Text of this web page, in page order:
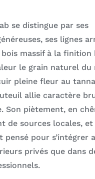
se distingue par ses
ses lignes
bois massif à la finition
le grain naturel du
pleine fleur au
allie caractère
Son piètement, en
de sources locales, et
pensé pour s’intégrer
privés que dans